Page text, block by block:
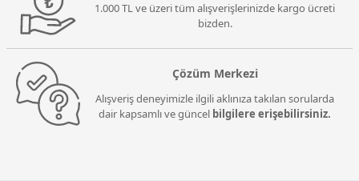
1.000 TL ve üzeri tüm alışverişlerinizde kargo ücreti
bizden.
Çözüm Merkezi
Alışveriş deneyimizle ilgili aklınıza takılan sorularda
dair kapsamlı ve güncel bilgilere erişebilirsiniz.